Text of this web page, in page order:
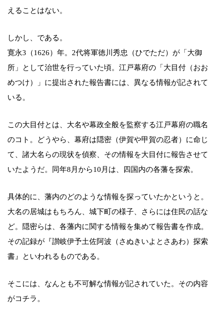
えることはない。
しかし、である。
寛永3（1626）年。2代将軍徳川秀忠（ひでただ）が「大御
所」として治世を行っていた頃。江戸幕府の「大目付（おお
めつけ）」に提出された報告書には、異なる情報が記されて
いる。
この大目付とは、大名や幕政全般を監察する江戸幕府の職名
のコト。どうやら、幕府は隠密（伊賀や甲賀の忍者）に命じ
て、諸大名らの現状を偵察、その情報を大目付に報告させて
いたようだ。同年8月から10月は、四国内の各藩を探索。
具体的に、藩内のどのような情報を探っていたかというと。
大名の居城はもちろん、城下町の様子、さらには住民の話な
ど。隠密らは、各藩内に関する情報を集めて報告書を作成。
その記録が『讃岐伊予土佐阿波（さぬきいよとさあわ）探索
書』といわれるものである。
そこには、なんとも不可解な情報が記されていた。その内容
がコチラ。